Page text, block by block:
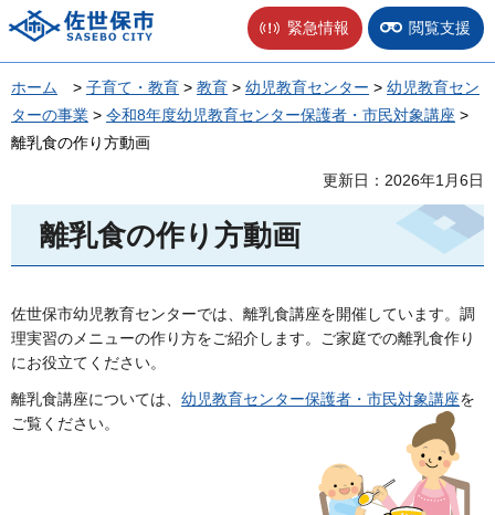
佐世保市 緊急情報 閲覧支援
ホーム > 子育て・教育 > 教育 > 幼児教育センター > 幼児教育セン
ターの事業 > 令和8年度幼児教育センター保護者・市民対象講座 >
離乳食の作り方動画
更新日：2026年1月6日
離乳食の作り方動画
佐世保市幼児教育センターでは、離乳食講座を開催しています。調
理実習のメニューの作り方をご紹介します。ご家庭での離乳食作り
にお役立てください。
離乳食講座については、 幼児教育センター保護者・市民対象講座を
ご覧ください。